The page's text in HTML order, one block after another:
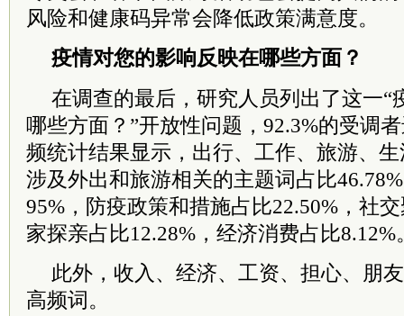
风险和健康码异常会降低政策满意度。
疫情对您的影响反映在哪些方面？
在调查的最后，研究人员列出了这一“
哪些方面？”开放性问题，92.3%的受调
频统计结果显示，出行、工作、旅游、
涉及外出和旅游相关的主题词占比
95%，防疫政策和措施占比22.50%，社
家探亲占比12.28%，经济消费占比8.12%
此外，收入、经济、工资、担心、朋
高频词。